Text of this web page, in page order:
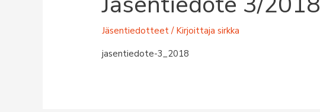
Jäsentiedotteet/ Kirjoittajasirkka
jasentiedote-3_2018